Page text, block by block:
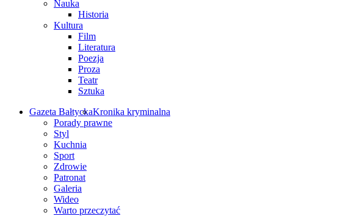
Nauka
Historia
Kultura
Film
Literatura
Poezja
Proza
Teatr
Sztuka
Gazeta BałtyckaKronika kryminalna
Porady prawne
Styl
Kuchnia
Sport
Zdrowie
Patronat
Galeria
Wideo
Warto przeczytać